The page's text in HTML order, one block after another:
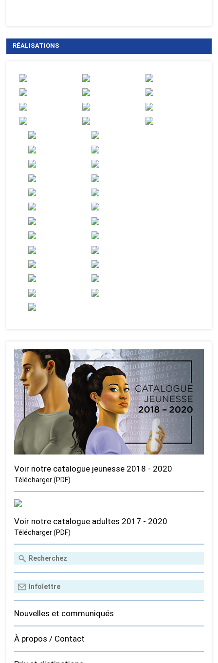
RÉALISATIONS
Voir notre catalogue jeunesse 2018 - 2020
Télécharger (PDF)
Voir notre catalogue adultes 2017 - 2020
Télécharger (PDF)
Nouvelles et communiqués
À propos / Contact